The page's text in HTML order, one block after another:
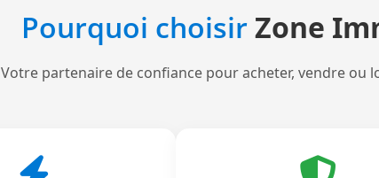
Pourquoi choisirZone
Votre partenaire de confiance pour acheter, vendre ou